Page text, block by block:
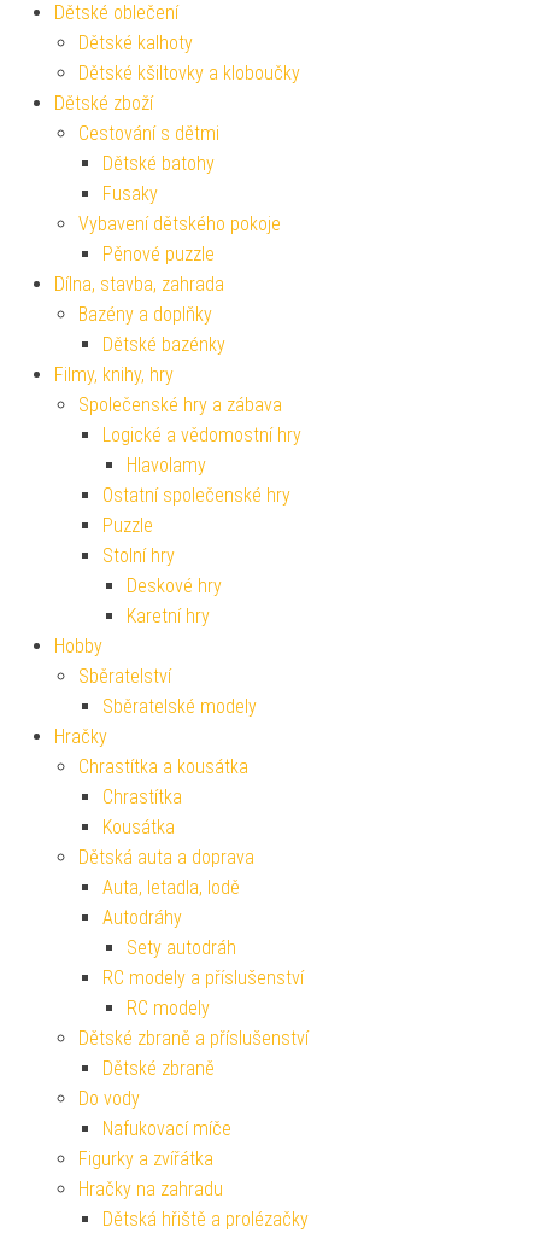
Dětské oblečení
Dětské kalhoty
Dětské kšiltovky a kloboučky
Dětské zboží
Cestování s dětmi
Dětské batohy
Fusaky
Vybavení dětského pokoje
Pěnové puzzle
Dílna, stavba, zahrada
Bazény a doplňky
Dětské bazénky
Filmy, knihy, hry
Společenské hry a zábava
Logické a vědomostní hry
Hlavolamy
Ostatní společenské hry
Puzzle
Stolní hry
Deskové hry
Karetní hry
Hobby
Sběratelství
Sběratelské modely
Hračky
Chrastítka a kousátka
Chrastítka
Kousátka
Dětská auta a doprava
Auta, letadla, lodě
Autodráhy
Sety autodráh
RC modely a příslušenství
RC modely
Dětské zbraně a příslušenství
Dětské zbraně
Do vody
Nafukovací míče
Figurky a zvířátka
Hračky na zahradu
Dětská hřiště a prolézačky